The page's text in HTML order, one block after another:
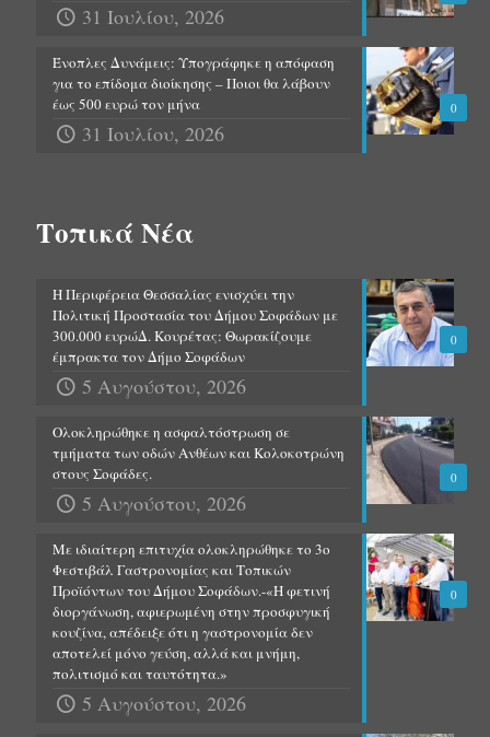
31 Ιουλίου, 2026
0
Ένοπλες Δυνάμεις: Υπογράφηκε η απόφαση
για το επίδομα διοίκησης – Ποιοι θα λάβουν
έως 500 ευρώ τον μήνα
31 Ιουλίου, 2026
Τοπικά Νέα
0
Η Περιφέρεια Θεσσαλίας ενισχύει την
Πολιτική Προστασία του Δήμου Σοφάδων με
300.000 ευρώΔ. Κουρέτας: Θωρακίζουμε
έμπρακτα τον Δήμο Σοφάδων
5 Αυγούστου, 2026
0
Ολοκληρώθηκε η ασφαλτόστρωση σε
τμήματα των οδών Ανθέων και Κολοκοτρώνη
στους Σοφάδες.
5 Αυγούστου, 2026
0
Με ιδιαίτερη επιτυχία ολοκληρώθηκε το 3ο
Φεστιβάλ Γαστρονομίας και Τοπικών
Προϊόντων του Δήμου Σοφάδων.-«Η φετινή
διοργάνωση, αφιερωμένη στην προσφυγική
κουζίνα, απέδειξε ότι η γαστρονομία δεν
αποτελεί μόνο γεύση, αλλά και μνήμη,
πολιτισμό και ταυτότητα.»
5 Αυγούστου, 2026